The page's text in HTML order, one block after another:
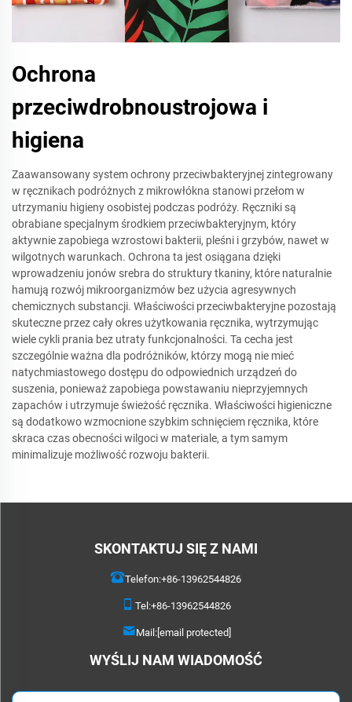
Ochrona
przeciwdrobnoustrojowa i
higiena
Zaawansowany system ochrony przeciwbakteryjnej zintegrowany
w ręcznikach podróżnych z mikrowłókna stanowi przełom w
utrzymaniu higieny osobistej podczas podróży. Ręczniki są
obrabiane specjalnym środkiem przeciwbakteryjnym, który
aktywnie zapobiega wzrostowi bakterii, pleśni i grzybów, nawet w
wilgotnych warunkach. Ochrona ta jest osiągana dzięki
wprowadzeniu jonów srebra do struktury tkaniny, które naturalnie
hamują rozwój mikroorganizmów bez użycia agresywnych
chemicznych substancji. Właściwości przeciwbakteryjne pozostają
skuteczne przez cały okres użytkowania ręcznika, wytrzymując
wiele cykli prania bez utraty funkcjonalności. Ta cecha jest
szczególnie ważna dla podróżników, którzy mogą nie mieć
natychmiastowego dostępu do odpowiednich urządzeń do
suszenia, ponieważ zapobiega powstawaniu nieprzyjemnych
zapachów i utrzymuje świeżość ręcznika. Właściwości higieniczne
są dodatkowo wzmocnione szybkim schnięciem ręcznika, które
skraca czas obecności wilgoci w materiale, a tym samym
minimalizuje możliwość rozwoju bakterii.
SKONTAKTUJ SIĘ Z NAMI
Telefon:+86-13962544826
Tel:+86-13962544826
Mail:[email protected]
WYŚLIJ NAM WIADOMOŚĆ